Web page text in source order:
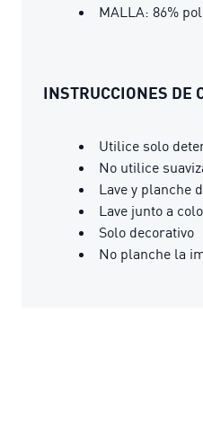
MALLA: 86%
INSTRUCCIONES DE
Utilice solo
No utilice
Lave y planche
Lave junto a
Solo decorativo
No planche la